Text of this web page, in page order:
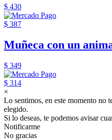
$ 430
$ 387
Muñeca con un
$ 349
$ 314
×
Lo sentimos, en este momento no
elegido.
Si lo deseas, te podemos avisar
Notificarme
No gracias